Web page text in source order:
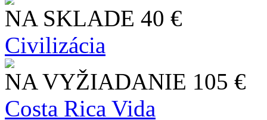
NA SKLADE 40 €
Civilizácia
NA VYŽIADANIE 105 €
Costa Rica Vida